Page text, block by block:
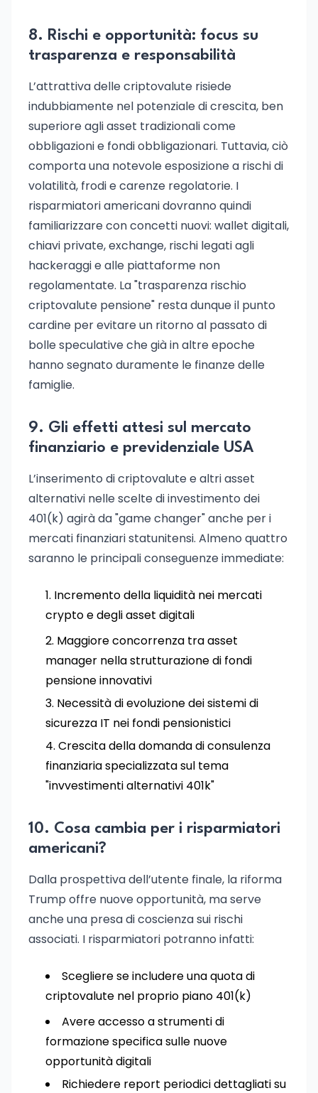
8. Rischi e opportunità: focus su
trasparenza e responsabilità
L’attrattiva delle criptovalute risiede
indubbiamente nel potenziale di crescita, ben
superiore agli asset tradizionali come
obbligazioni e fondi obbligazionari. Tuttavia, ciò
comporta una notevole esposizione a rischi di
volatilità, frodi e carenze regolatorie. I
risparmiatori americani dovranno quindi
familiarizzare con concetti nuovi: wallet digitali,
chiavi private, exchange, rischi legati agli
hackeraggi e alle piattaforme non
regolamentate. La "trasparenza rischio
criptovalute pensione" resta dunque il punto
cardine per evitare un ritorno al passato di
bolle speculative che già in altre epoche
hanno segnato duramente le finanze delle
famiglie.
9. Gli effetti attesi sul mercato
finanziario e previdenziale USA
L’inserimento di criptovalute e altri asset
alternativi nelle scelte di investimento dei
401(k) agirà da "game changer" anche per i
mercati finanziari statunitensi. Almeno quattro
saranno le principali conseguenze immediate:
Incremento della liquidità nei mercati
crypto e degli asset digitali
Maggiore concorrenza tra asset
manager nella strutturazione di fondi
pensione innovativi
Necessità di evoluzione dei sistemi di
sicurezza IT nei fondi pensionistici
Crescita della domanda di consulenza
finanziaria specializzata sul tema
"invvestimenti alternativi 401k"
10. Cosa cambia per i risparmiatori
americani?
Dalla prospettiva dell’utente finale, la riforma
Trump offre nuove opportunità, ma serve
anche una presa di coscienza sui rischi
associati. I risparmiatori potranno infatti:
Scegliere se includere una quota di
criptovalute nel proprio piano 401(k)
Avere accesso a strumenti di
formazione specifica sulle nuove
opportunità digitali
Richiedere report periodici dettagliati su